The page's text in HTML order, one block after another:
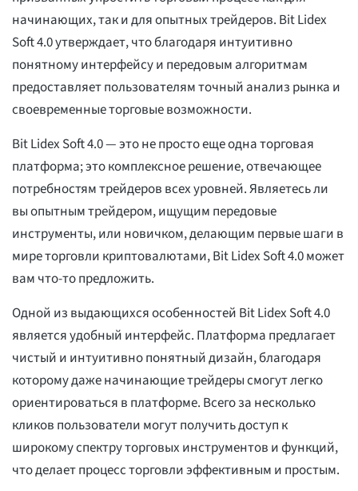
начинающих, так и для опытных трейдеров. Bit Lidex
Soft 4.0 утверждает, что благодаря интуитивно
понятному интерфейсу и передовым алгоритмам
предоставляет пользователям точный анализ рынка и
своевременные торговые возможности.
Bit Lidex Soft 4.0 — это не просто еще одна торговая
платформа; это комплексное решение, отвечающее
потребностям трейдеров всех уровней. Являетесь ли
вы опытным трейдером, ищущим передовые
инструменты, или новичком, делающим первые шаги в
мире торговли криптовалютами, Bit Lidex Soft 4.0 может
вам что-то предложить.
Одной из выдающихся особенностей Bit Lidex Soft 4.0
является удобный интерфейс. Платформа предлагает
чистый и интуитивно понятный дизайн, благодаря
которому даже начинающие трейдеры смогут легко
ориентироваться в платформе. Всего за несколько
кликов пользователи могут получить доступ к
широкому спектру торговых инструментов и функций,
что делает процесс торговли эффективным и простым.